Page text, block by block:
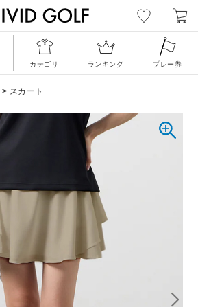
カテゴリ ランキング プレー券
> スカート